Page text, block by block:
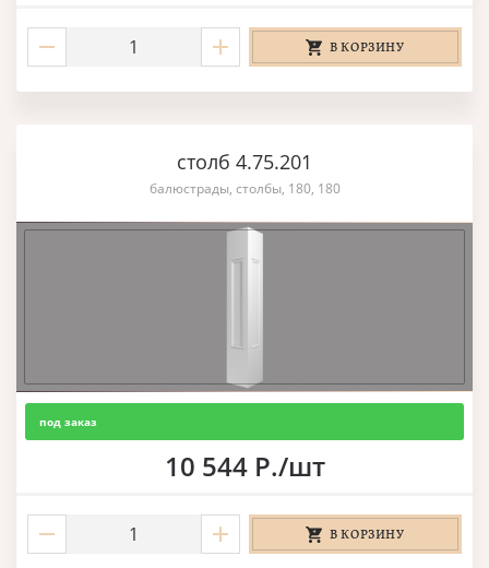
В КОРЗИНУ
столб 4.75.201
балюстрады, столбы, 180, 180
под заказ
10 544 Р./шт
В КОРЗИНУ